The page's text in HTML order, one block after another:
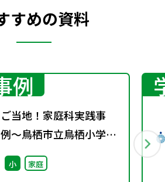
すめの資料
例
ご当地！家庭科実践事
例〜鳥栖市立鳥栖小学校
（佐賀県）〜
小 家庭